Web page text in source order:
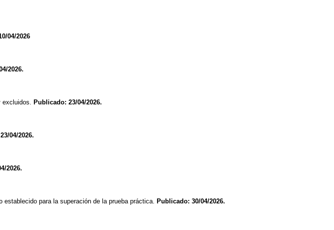
04/2026
2026.
excluidos. Publicado: 23/04/2026.
04/2026.
2026.
para la superación de la prueba práctica. Publicado: 30/04/2026.